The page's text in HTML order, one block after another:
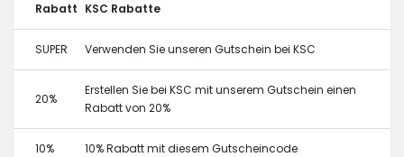
Rabatt KSC Rabatte
SUPER Verwenden Sie unseren Gutschein bei KSC
20%
Erstellen Sie bei KSC mit unserem Gutschein einen
Rabatt von 20%
10% 10% Rabatt mit diesem Gutscheincode